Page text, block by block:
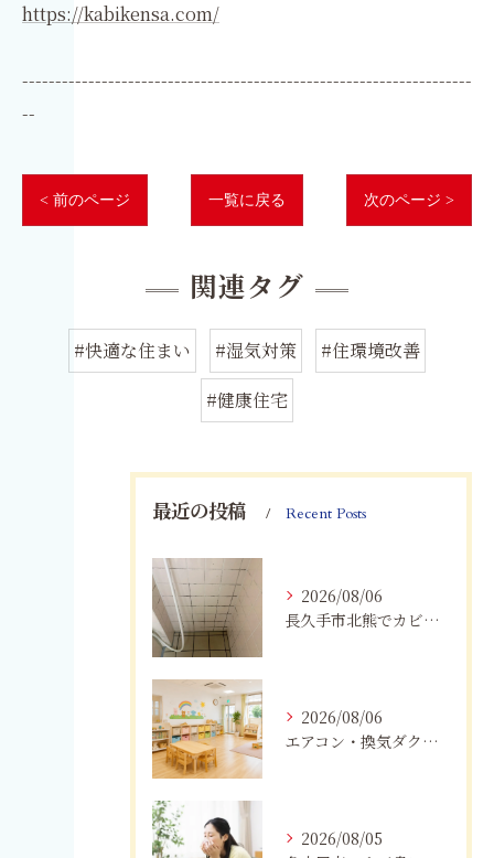
https://kabikensa.com/
--------------------------------------------------------------------
--
< 前のページ 一覧に戻る 次のページ >
関連タグ
#快適な住まい #湿気対策
#住環境改善
#健康住宅
最近の投稿 Recent Posts
2026/08/06
長久手市北熊でカビに悩む方へ｜健康被害を防ぐための対策とは
2026/08/06
エアコン・換気ダクトのカビ臭を根本改善する方法
2026/08/05